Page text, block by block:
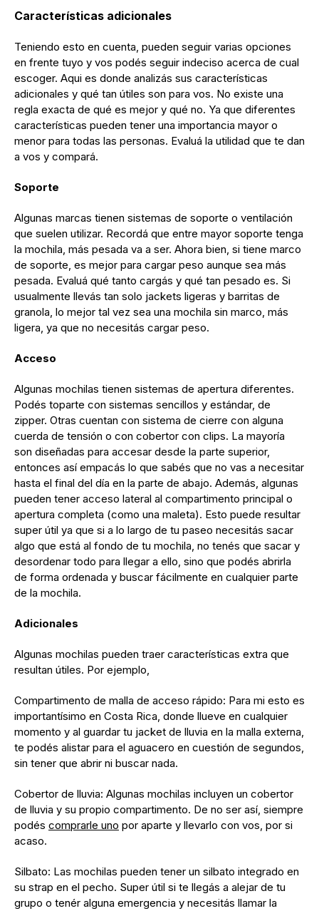
Características adicionales
Teniendo esto en cuenta, pueden seguir varias opciones
en frente tuyo y vos podés seguir indeciso acerca de cual
escoger. Aqui es donde analizás sus características
adicionales y qué tan útiles son para vos. No existe una
regla exacta de qué es mejor y qué no. Ya que diferentes
características pueden tener una importancia mayor o
menor para todas las personas. Evaluá la utilidad que te dan
a vos y compará.
Soporte
Algunas marcas tienen sistemas de soporte o ventilación
que suelen utilizar. Recordá que entre mayor soporte tenga
la mochila, más pesada va a ser. Ahora bien, si tiene marco
de soporte, es mejor para cargar peso aunque sea más
pesada. Evaluá qué tanto cargás y qué tan pesado es. Si
usualmente llevás tan solo jackets ligeras y barritas de
granola, lo mejor tal vez sea una mochila sin marco, más
ligera, ya que no necesitás cargar peso.
Acceso
Algunas mochilas tienen sistemas de apertura diferentes.
Podés toparte con sistemas sencillos y estándar, de
zipper. Otras cuentan con sistema de cierre con alguna
cuerda de tensión o con cobertor con clips. La mayoría
son diseñadas para accesar desde la parte superior,
entonces así empacás lo que sabés que no vas a necesitar
hasta el final del día en la parte de abajo. Además, algunas
pueden tener acceso lateral al compartimento principal o
apertura completa (como una maleta). Esto puede resultar
super útil ya que si a lo largo de tu paseo necesitás sacar
algo que está al fondo de tu mochila, no tenés que sacar y
desordenar todo para llegar a ello, sino que podés abrirla
de forma ordenada y buscar fácilmente en cualquier parte
de la mochila.
Adicionales
Algunas mochilas pueden traer características extra que
resultan útiles. Por ejemplo,
Compartimento de malla de acceso rápido: Para mi esto es
importantísimo en Costa Rica, donde llueve en cualquier
momento y al guardar tu jacket de lluvia en la malla externa,
te podés alistar para el aguacero en cuestión de segundos,
sin tener que abrir ni buscar nada.
Cobertor de lluvia: Algunas mochilas incluyen un cobertor
de lluvia y su propio compartimento. De no ser así, siempre
podés comprarle uno por aparte y llevarlo con vos, por si
acaso.
Silbato: Las mochilas pueden tener un silbato integrado en
su strap en el pecho. Super útil si te llegás a alejar de tu
grupo o tenér alguna emergencia y necesitás llamar la